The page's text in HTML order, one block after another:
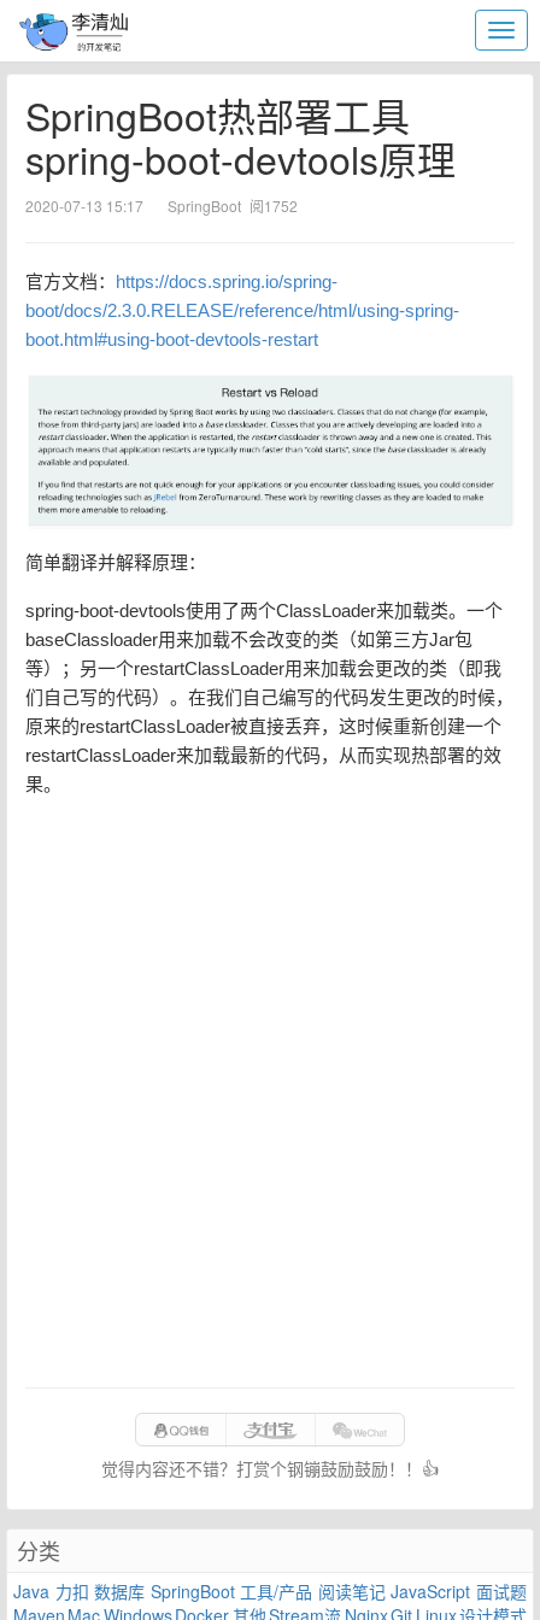
SpringBoot热部署工具
spring-boot-devtools原理
2020-07-13 15:17 SpringBoot 阅1752
官方文档： https://docs.spring.io/spring-
boot/docs/2.3.0.RELEASE/reference/html/using-spring-
boot.html#using-boot-devtools-restart
简单翻译并解释原理：
spring-boot-devtools使用了两个ClassLoader来加载类。一个
baseClassloader用来加载不会改变的类（如第三方Jar包
等）；另一个restartClassLoader用来加载会更改的类（即我
们自己写的代码）。在我们自己编写的代码发生更改的时候，
原来的restartClassLoader被直接丢弃，这时候重新创建一个
restartClassLoader来加载最新的代码，从而实现热部署的效
果。
觉得内容还不错？打赏个钢镚鼓励鼓励！！👍
分类
Java 力扣 数据库 SpringBoot 工具/产品 阅读笔记 JavaScript 面试题